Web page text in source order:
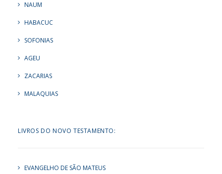
NAUM
HABACUC
SOFONIAS
AGEU
ZACARIAS
MALAQUIAS
LIVROS DO NOVO TESTAMENTO:
EVANGELHO DE SÃO MATEUS